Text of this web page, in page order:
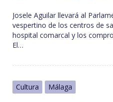
Josele Aguilar llevará al
vespertino de los centros de
hospital comarcal y los
El…
Cultura Málaga